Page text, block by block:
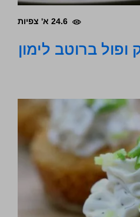
24.6 א' צפיות
ברוטב לימון